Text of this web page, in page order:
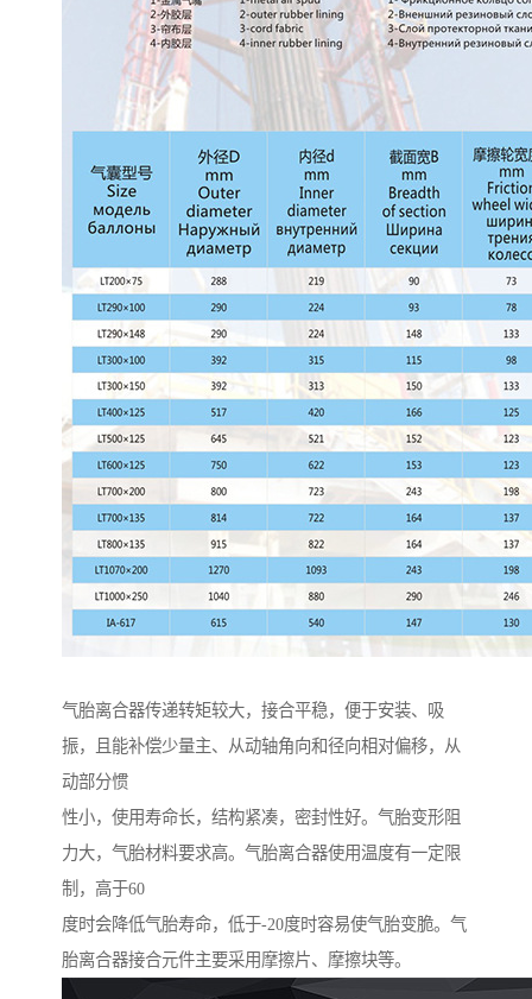
气胎离合器传递转矩较大，接合平稳，便于安装、吸
振，且能补偿少量主、从动轴角向和径向相对偏移，从
动部分惯
性小，使用寿命长，结构紧凑，密封性好。气胎变形阻
力大，气胎材料要求高。气胎离合器使用温度有一定限
制，高于60
度时会降低气胎寿命，低于-20度时容易使气胎变脆。气
胎离合器接合元件主要采用摩擦片、摩擦块等。